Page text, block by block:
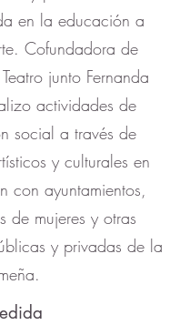
en la educación a
Cofundadora de
junto Fernanda
actividades de
social a través de
y culturales en
con ayuntamientos,
de mujeres y otras
y privadas de la